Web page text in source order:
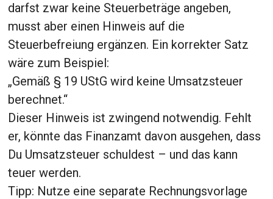
darfst zwar keine Steuerbeträge angeben,
musst aber einen Hinweis auf die
Steuerbefreiung ergänzen. Ein korrekter Satz
wäre zum Beispiel:
„Gemäß § 19 UStG wird keine Umsatzsteuer
berechnet.“
Dieser Hinweis ist zwingend notwendig. Fehlt
er, könnte das Finanzamt davon ausgehen, dass
Du Umsatzsteuer schuldest – und das kann
teuer werden.
Tipp: Nutze eine separate Rechnungsvorlage